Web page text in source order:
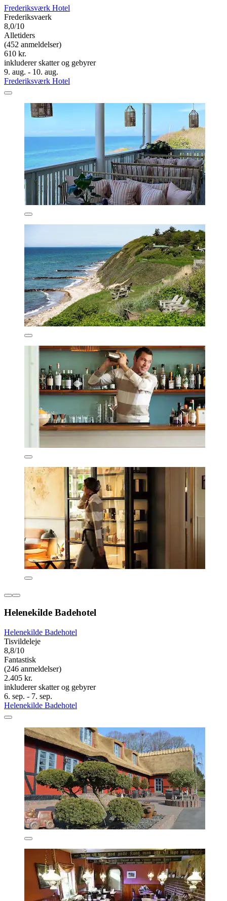
Frederiksværk Hotel
Frederiksvaerk
8,0/10
Alletiders
(452 anmeldelser)
610 kr.
inkluderer skatter og gebyrer
9. aug. - 10. aug.
Frederiksværk Hotel
Helenekilde Badehotel
Helenekilde Badehotel
Tisvildeleje
8,8/10
Fantastisk
(246 anmeldelser)
2.405 kr.
inkluderer skatter og gebyrer
6. sep. - 7. sep.
Helenekilde Badehotel